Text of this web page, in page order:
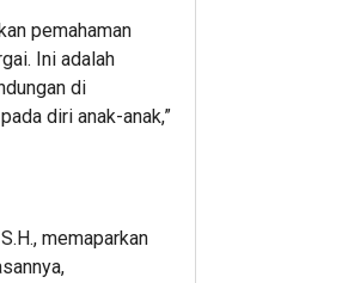
pemahaman
Ini adalah
di
diri anak-anak,”
memaparkan